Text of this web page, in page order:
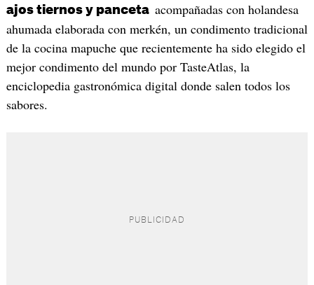
ajos tiernos y panceta acompañadas con holandesa
ahumada elaborada con merkén, un condimento tradicional
de la cocina mapuche que recientemente ha sido elegido el
mejor condimento del mundo por TasteAtlas, la
enciclopedia gastronómica digital donde salen todos los
sabores.